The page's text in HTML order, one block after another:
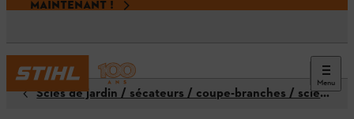
MAINTENANT !
Menu
Scies de jardin / sécateurs / coupe-branches / scies à branches